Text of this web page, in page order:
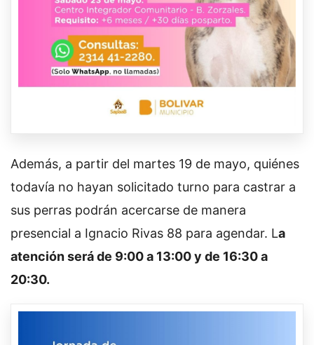
Además, a partir del martes 19 de mayo, quiénes
todavía no hayan solicitado turno para castrar a
sus perras podrán acercarse de manera
presencial a Ignacio Rivas 88 para agendar. La
atención será de 9:00 a 13:00 y de 16:30 a
20:30.